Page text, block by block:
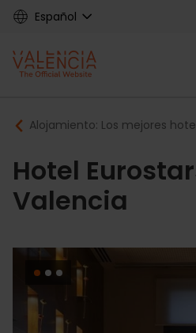
Skip
content
Español
Main
navigation
Breadcrumb
Alojamiento: Los mejores
Hotel
Valencia